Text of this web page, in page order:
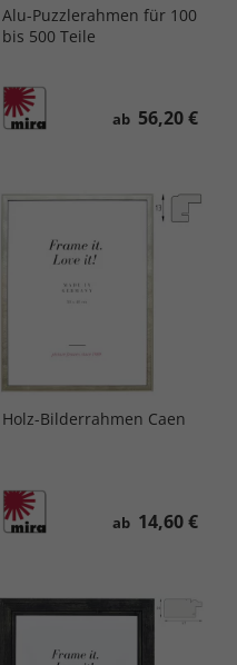
Alu-Puzzlerahmen für 100
bis 500 Teile
ab 56,20 €
Holz-Bilderrahmen Caen
ab 14,60 €